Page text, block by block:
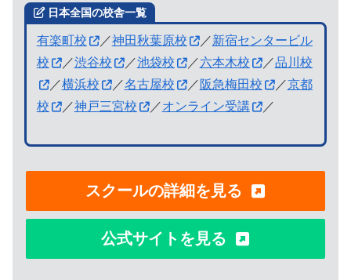
日本全国の校舎一覧
有楽町校 ／神田秋葉原校 ／新宿センタービル
校
／渋谷校 ／池袋校 ／六本木校 ／品川校
／横浜校 ／名古屋校 ／阪急梅田校 ／京都
校
／神戸三宮校 ／オンライン受講 ／
スクールの詳細を見る
公式サイトを見る